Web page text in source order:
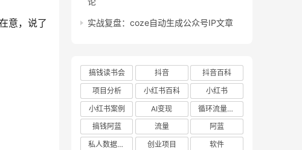
意，说了
实战复盘：coze自动生成公众号IP文章
搞钱读书会 抖音
抖音百科
项目分析
小红书百科
小红书
小红书案例
AI变现
循环流量实验室
搞钱阿蓝
流量
阿蓝
私人数据库项目
创业项目
软件